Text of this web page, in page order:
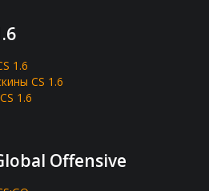
1.6
CS 1.6
1.6
Offensive